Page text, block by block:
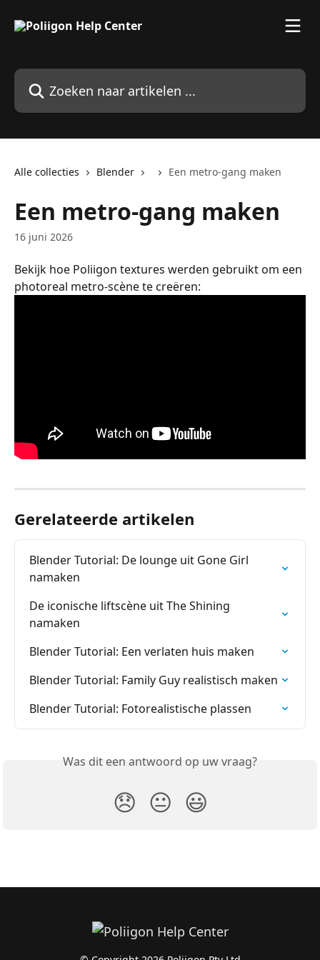
Zoeken naar artikelen ...
Alle collecties Blender Een metro-gang maken
Een metro-gang maken
16 juni 2026
Bekijk hoe Poliigon textures werden gebruikt om een
photoreal metro-scène te creëren:
Gerelateerde artikelen
Blender Tutorial: De lounge uit Gone Girl
namaken
De iconische liftscène uit The Shining
namaken
Blender Tutorial: Een verlaten huis maken
Blender Tutorial: Family Guy realistisch maken
Blender Tutorial: Fotorealistische plassen
Was dit een antwoord op uw vraag?
😞 😐 😃